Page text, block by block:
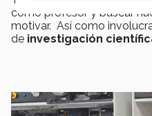
como profesor y buscar
motivar. Así como
de investigación